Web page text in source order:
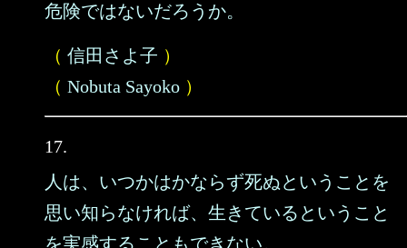
危険ではないだろうか。
（ 信田さよ子 ）
（ Nobuta Sayoko ）
17.
人は、いつかはかならず死ぬということを
思い知らなければ、生きているということ
を実感することもできない。